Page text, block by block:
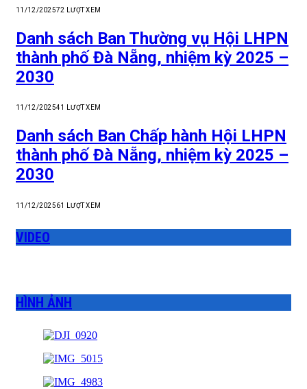
11/12/202572 LƯỢT XEM
Danh sách Ban Thường vụ Hội LHPN
thành phố Đà Nẵng, nhiệm kỳ 2025 –
2030
11/12/202541 LƯỢT XEM
Danh sách Ban Chấp hành Hội LHPN
thành phố Đà Nẵng, nhiệm kỳ 2025 –
2030
11/12/202561 LƯỢT XEM
VIDEO
HÌNH ẢNH